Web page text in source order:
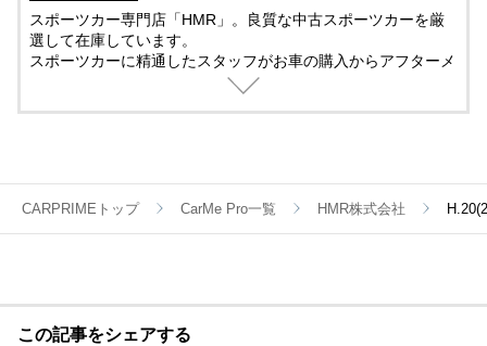
スポーツカー専門店「HMR」。良質な中古スポーツカーを厳
選して在庫しています。
スポーツカーに精通したスタッフがお車の購入からアフターメ
ンテナンス＆チューニングまでサポート。
CARPRIMEトップ CarMe Pro一覧 HMR株式会社
この記事をシェアする